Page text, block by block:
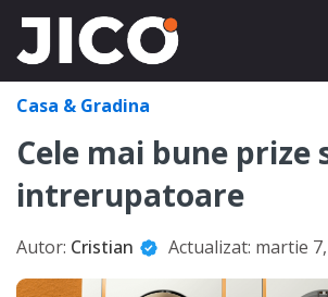
Casa & Gradina
Cele mai bune prize
intrerupatoare
Autor: Cristian Actualizat: martie